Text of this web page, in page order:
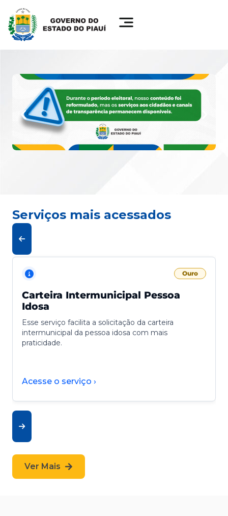
Serviços mais acessados
Ouro
Carteira Intermunicipal Pessoa
Idosa
Esse serviço facilita a solicitação da carteira
intermunicipal da pessoa idosa com mais
praticidade.
Acesse o serviço ›
Ver Mais